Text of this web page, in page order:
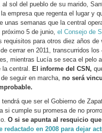
sol del pueblo de su marido,
empresa que regenta el lugar y
unas semanas que la central
5 de junio, el Consejo de
requisitos para otros diez años de
cerrar en 2011, transcurridos
mientras Lucía se seca el pelo
la central. El informe del CSN,
seguir en marcha, no será
que ser el Gobierno de
si cumple su promesa de no
O si se apunta al resquicio
redactado en 2008 para dejar